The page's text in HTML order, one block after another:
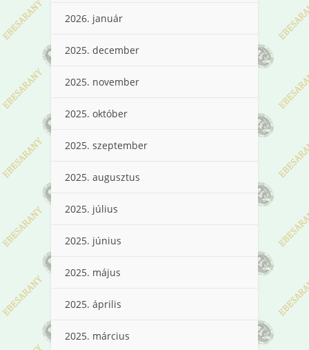
2026. január
2025. december
2025. november
2025. október
2025. szeptember
2025. augusztus
2025. július
2025. június
2025. május
2025. április
2025. március